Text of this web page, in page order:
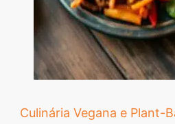
Culinária Vegana e Plant-